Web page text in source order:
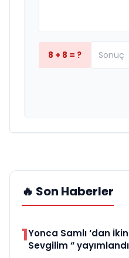
8 + 8 = ?
🔥 Son Haberler
1Yonca Samlı ‘dan
Sevgilim “ yayımlandı